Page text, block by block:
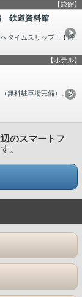
【旅館】
鉄道資料館
タイムスリップ！！呼
【ホテル】
無料駐車場完備）。女
のスマートフ
。